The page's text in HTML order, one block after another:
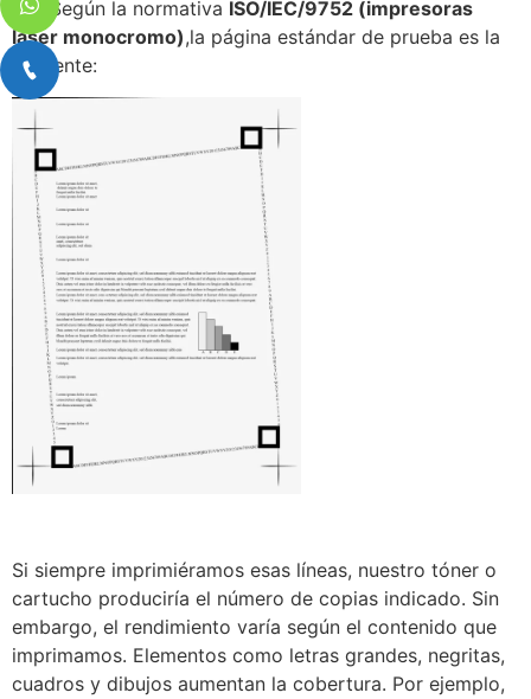
5%. Según la normativa ISO/IEC/9752 (impresoras
láser monocromo),la página estándar de prueba es la
siguiente:
Si siempre imprimiéramos esas líneas, nuestro tóner o
cartucho produciría el número de copias indicado. Sin
embargo, el rendimiento varía según el contenido que
imprimamos. Elementos como letras grandes, negritas,
cuadros y dibujos aumentan la cobertura. Por ejemplo,